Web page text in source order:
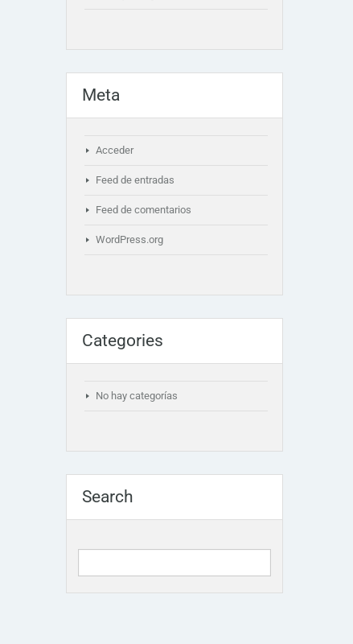
Meta
Acceder
Feed de entradas
Feed de comentarios
WordPress.org
Categories
No hay categorías
Search